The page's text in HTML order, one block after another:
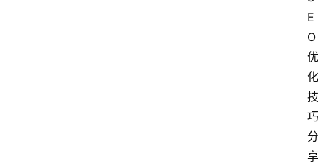
E
O
优
化
技
巧
分
享